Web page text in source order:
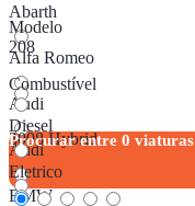
Abarth
Alfa Romeo
Audi
Audi
BMW
Modelo
208
3008 Hybrid
Combustível
Diesel
Eletrico
Procurar entre 0 viaturas